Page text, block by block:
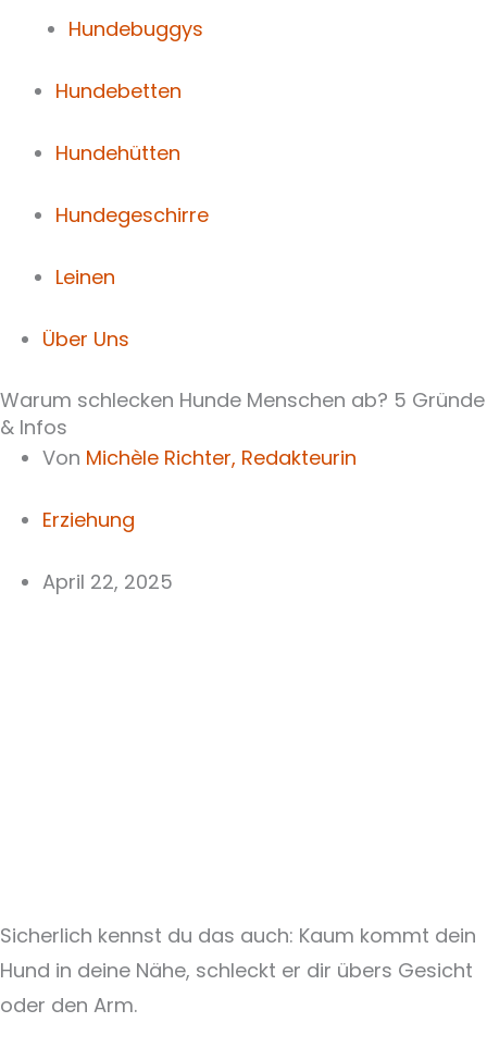
Hundebuggys
Hundebetten
Hundehütten
Hundegeschirre
Leinen
Über Uns
Warum schlecken Hunde Menschen ab? 5 Gründe
& Infos
Von Michèle Richter, Redakteurin
Erziehung
April 22, 2025
Sicherlich kennst du das auch: Kaum kommt dein
Hund in deine Nähe, schleckt er dir übers Gesicht
oder den Arm.